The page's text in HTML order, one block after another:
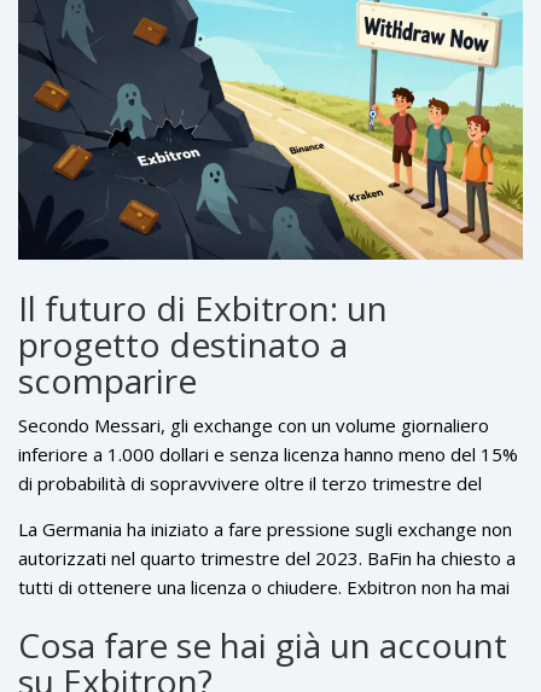
Perché la piattaforma non ha fondi sufficienti per coprire i
prelievi.
Il futuro di Exbitron: un
progetto destinato a
scomparire
Secondo Messari, gli exchange con un volume giornaliero
inferiore a 1.000 dollari e senza licenza hanno meno del 15%
di probabilità di sopravvivere oltre il terzo trimestre del
Nessuna roadmap. Nessun aggiornamento. Nessun
investimento nell’esperienza utente. Non ha nemmeno un
blog, né un canale YouTube ufficiale, né un team di supporto
visibile.
La Germania ha iniziato a fare pressione sugli exchange non
autorizzati nel quarto trimestre del 2023. BaFin ha chiesto a
tutti di ottenere una licenza o chiudere. Exbitron non ha mai
aggiornato il suo sito con una dichiarazione legale. Questo
non è un errore. È un segnale. E i segnali non mentono.
Cosa fare se hai già un account
su Exbitron?